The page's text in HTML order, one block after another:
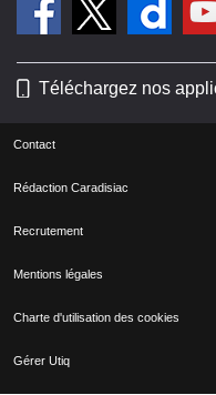
Téléchargez nos
Contact
Rédaction Caradisiac
Recrutement
Mentions légales
Charte d'utilisation des cookies
Gérer Utiq